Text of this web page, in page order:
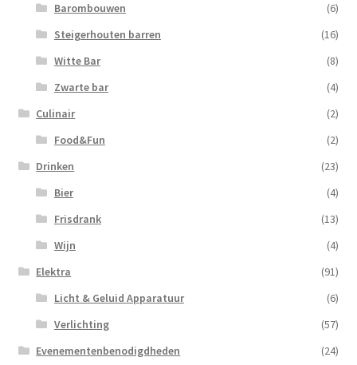
Barombouwen
(6)
Steigerhouten barren
(16)
Witte Bar
(8)
Zwarte bar
(4)
Culinair
(2)
Food&Fun
(2)
Drinken
(23)
Bier
(4)
Frisdrank
(13)
Wijn
(4)
Elektra
(91)
Licht & Geluid Apparatuur
(6)
Verlichting
(57)
Evenementenbenodigdheden
(24)